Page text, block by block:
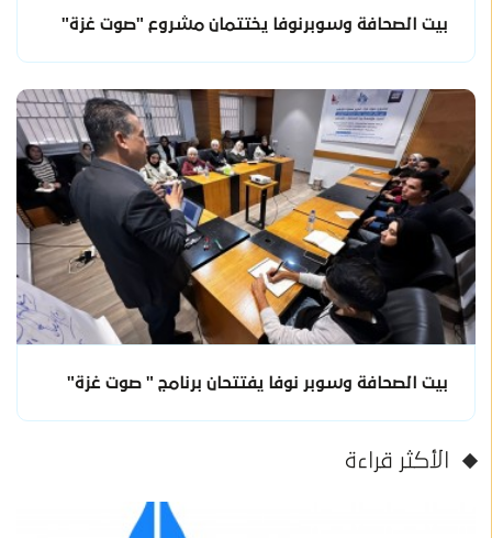
بيت الصحافة وسوبرنوفا يختتمان مشروع "صوت غزة"
بيت الصحافة وسوبر نوفا يفتتحان برنامج " صوت غزة"
الأكثر قراءة